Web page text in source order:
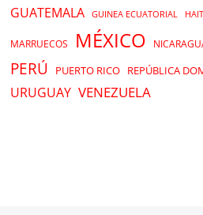
GUATEMALA GUINEA ECUATORIAL
MARRUECOS MÉXICO
PERÚ PUERTO RICO REPÚBLICA
URUGUAY VENEZUELA